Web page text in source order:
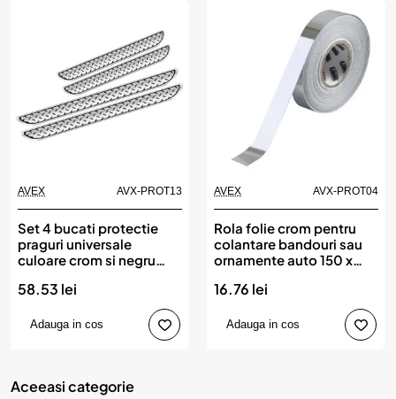
AVEX AVX-PROT13
Set 4 bucati protectie
praguri universale
culoare crom si negru
58.53 lei
Adauga in cos
Produs de top
AVEX AVX-PROT04
Rola folie crom pentru
colantare bandouri sau
ornamente auto 150 x
16.76 lei
Adauga in cos
Aceeasi categorie